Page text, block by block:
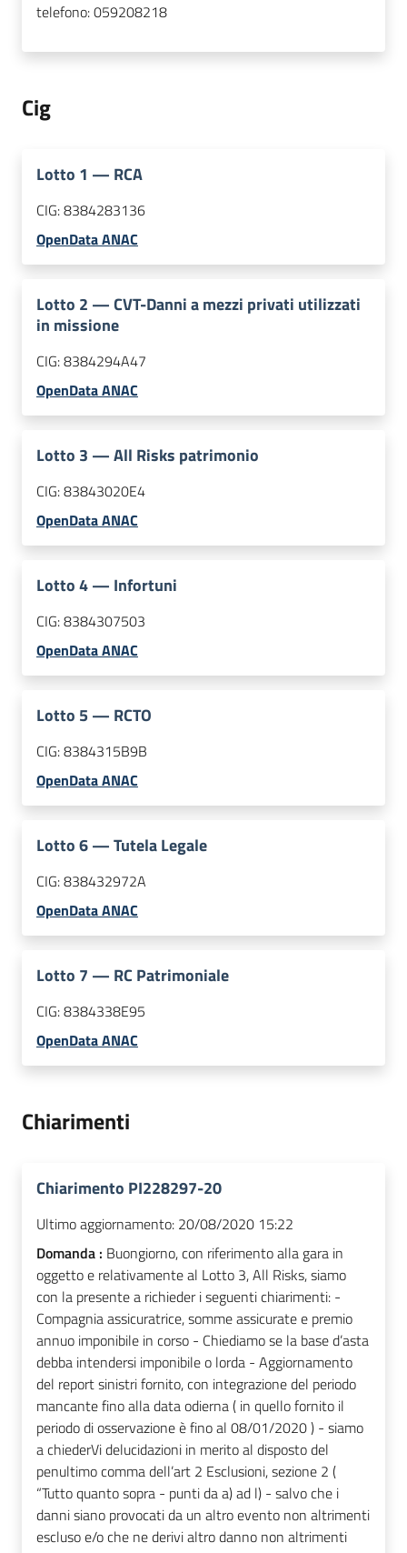
telefono:059208218
Cig
Lotto 1 — RCA
CIG:8384283136
OpenData ANAC
Lotto 2 —CVT-Danni a mezzi privati utilizzati
in missione
CIG:8384294A47
OpenData ANAC
Lotto 3 —All Risks patrimonio
CIG:83843020E4
OpenData ANAC
Lotto4— Infortuni
CIG:8384307503
OpenData ANAC
Lotto 5— RCTO
CIG:8384315B9B
OpenData ANAC
Lotto6—Tutela Legale
CIG:838432972A
OpenData ANAC
Lotto 7 — RC Patrimoniale
CIG:8384338E95
OpenData ANAC
Chiarimenti
Chiarimento PI228297-20
Ultimo aggiornamento: 20/08/2020 15:22
Domanda : Buongiorno, con riferimento alla gara in
oggetto e relativamente al Lotto 3, All Risks, siamo
con la presente a richieder i seguenti chiarimenti: -
Compagnia assicuratrice, somme assicurate e premio
annuo imponibile in corso - Chiediamo se la base d’asta
debba intendersi imponibile o lorda - Aggiornamento
del report sinistri fornito, con integrazione del periodo
mancante fino alla data odierna ( in quello fornito il
periodo di osservazione è fino al 08/01/2020 ) - siamo
a chiederVi delucidazioni in merito al disposto del
penultimo comma dell’art 2 Esclusioni, sezione 2 (
“Tutto quanto sopra - punti da a) ad l) - salvo che i
danni siano provocati da un altro evento non altrimenti
escluso e/o che ne derivi altro danno non altrimenti